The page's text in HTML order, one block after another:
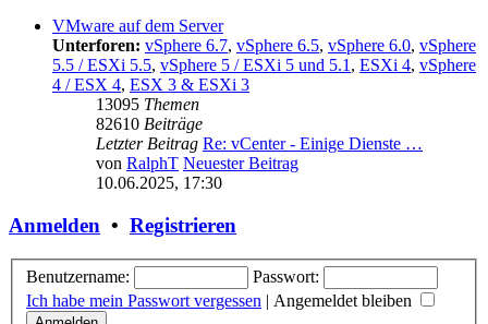
VMware auf dem Server
Unterforen: vSphere 6.7, vSphere 6.5, vSphere 6.0, vSphere
5.5 / ESXi 5.5, vSphere 5 / ESXi 5 und 5.1 , ESXi 4, vSphere
4 / ESX 4, ESX 3 & ESXi 3
13095 Themen
82610 Beiträge
Letzter Beitrag Re: vCenter - Einige Dienste …
von RalphT Neuester Beitrag
10.06.2025, 17:30
Anmelden • Registrieren
Benutzername:
Passwort:
Ich habe mein Passwort vergessen | Angemeldet bleiben